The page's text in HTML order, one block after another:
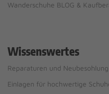
Wanderschuhe BLOG &
Wissenswertes
Reparaturen und Neubesohlung
Einlagen für hochwertige